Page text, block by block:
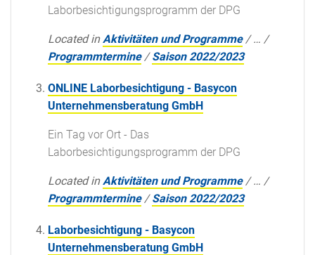
Laborbesichtigungsprogramm der DPG
Located in Aktivitäten und Programme /… /
Programmtermine /Saison 2022/2023
ONLINE Laborbesichtigung - Basycon
Unternehmensberatung GmbH
Ein Tag vor Ort - Das
Laborbesichtigungsprogramm der DPG
Located in Aktivitäten und Programme /… /
Programmtermine /Saison 2022/2023
Laborbesichtigung - Basycon
Unternehmensberatung GmbH